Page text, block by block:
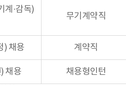
계·감독)
무기계약직
) 채용 계약직
채용 채용형인턴